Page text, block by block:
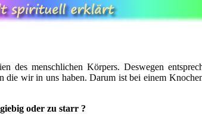
des menschlichen Körpers. Deswegen
die wir in uns haben. Darum ist bei einem
oder zu starr ?